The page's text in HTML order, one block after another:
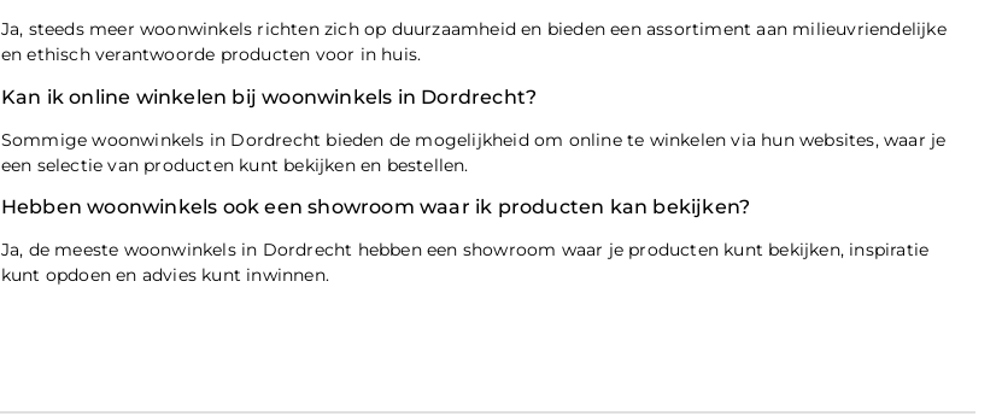
Ja, steeds meer woonwinkels richten zich op duurzaamheid en bieden een assortiment aan milieuvriendelijke
en ethisch verantwoorde producten voor in huis.
Kan ik online winkelen bij woonwinkels in Dordrecht?
Sommige woonwinkels in Dordrecht bieden de mogelijkheid om online te winkelen via hun websites, waar je
een selectie van producten kunt bekijken en bestellen.
Hebben woonwinkels ook een showroom waar ik producten kan bekijken?
Ja, de meeste woonwinkels in Dordrecht hebben een showroom waar je producten kunt bekijken, inspiratie
kunt opdoen en advies kunt inwinnen.